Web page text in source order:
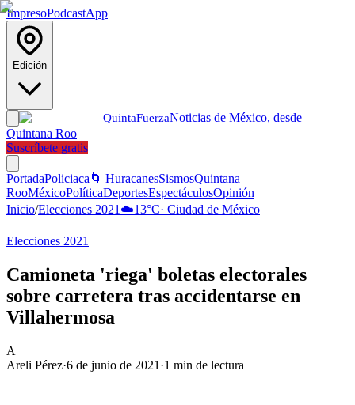
ImpresoPodcastApp
Edición
QuintaFuerzaNoticias de México, desde
Quintana Roo
Suscríbete gratis
PortadaPoliciaca 🌀 HuracanesSismosQuintana
RooMéxicoPolíticaDeportesEspectáculosOpinión
Inicio/Elecciones 2021 ☁️13°C· Ciudad de México
Elecciones 2021
Camioneta 'riega' boletas electorales
sobre carretera tras accidentarse en
Villahermosa
A
Areli Pérez·6 de junio de 2021 ·1 min de lectura